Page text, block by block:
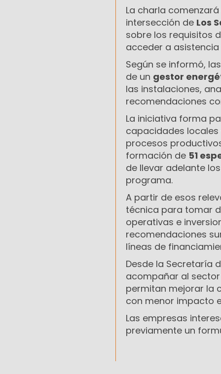
La charla
intersección de Los
sobre los requisitos
acceder a
Según se informó,
de un gestor
las instalaciones,
recomendaciones
La iniciativa forma
capacidades
procesos
formación de 51
de llevar adelante
programa.
A partir de esos
técnica para tomar
operativas e
recomendaciones
líneas de
Desde la Secretaría
acompañar al
permitan mejorar la
con menor impacto
Las empresas
previamente un